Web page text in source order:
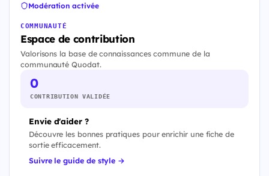
Modération activée
COMMUNAUTÉ
Espace de contribution
Valorisons la base de connaissances commune de la
communauté Quodat.
0
CONTRIBUTION VALIDÉE
Envie d'aider ?
Découvre les bonnes pratiques pour enrichir une fiche de
sortie efficacement.
Suivre le guide de style →